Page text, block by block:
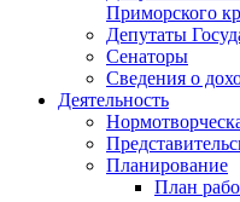
Приморского
Депутаты
Сенаторы
Сведения о
Деятельность
Планирование
План